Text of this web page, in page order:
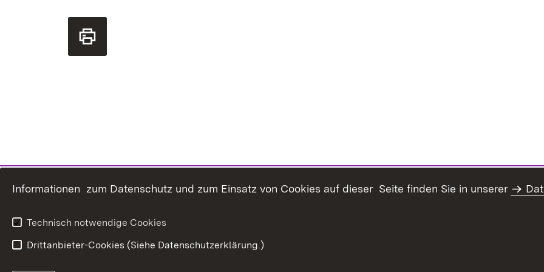
Informationen zum Datenschutz und zum Einsatz von Cookies auf dieser Seite finden Sie in unserer
Technisch notwendige Cookies
Drittanbieter-Cookies (Siehe Datenschutzerklärung.)